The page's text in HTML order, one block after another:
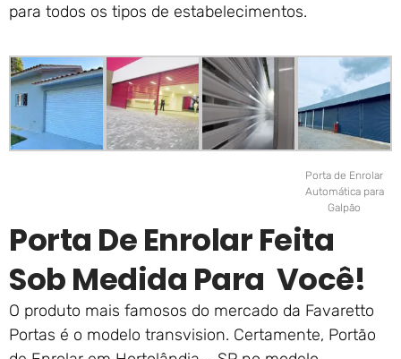
para todos os tipos de estabelecimentos.
Porta de Enrolar
Automática para
Galpão
Porta De Enrolar Feita
Sob Medida Para Você!
O produto mais famosos do mercado da Favaretto
Portas é o modelo transvision. Certamente, Portão